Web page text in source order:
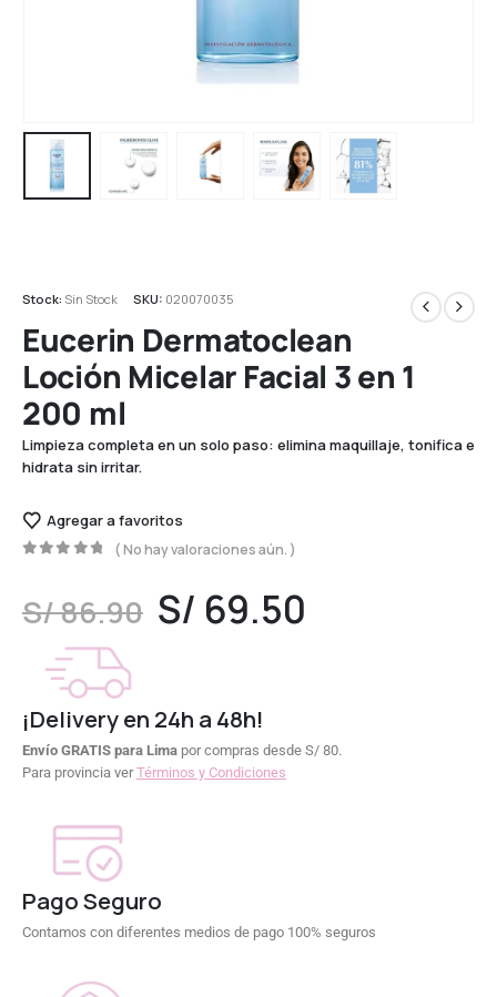
Stock: Sin Stock SKU: 020070035
Eucerin Dermatoclean
Loción Micelar Facial 3 en 1
200 ml
Limpieza completa en un solo paso: elimina maquillaje, tonifica e
hidrata sin irritar.
Agregar a favoritos
( No hay valoraciones aún. )
S/86.90 S/ 69.50
¡Delivery en 24h a 48h!
Envío GRATIS para Lima por compras desde S/ 80.
Para provincia verTérminos y Condiciones
Pago Seguro
Contamos con diferentes medios de pago 100% seguros